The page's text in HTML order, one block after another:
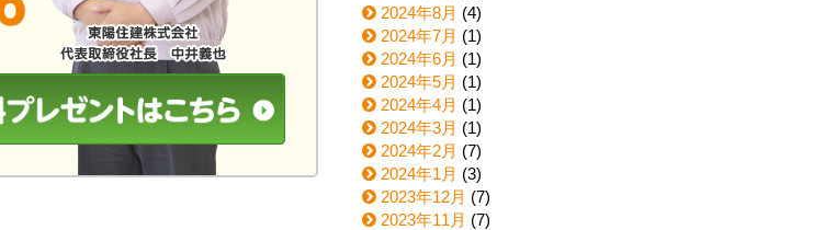
2024年8月 (4)
2024年7月 (1)
2024年6月 (1)
2024年5月 (1)
2024年4月 (1)
2024年3月 (1)
2024年2月 (7)
2024年1月 (3)
2023年12月 (7)
2023年11月 (7)